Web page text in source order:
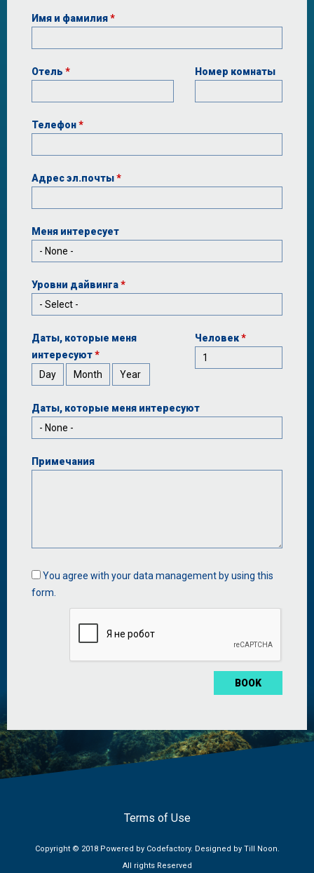
Имя и фамилия*
Отель * Номер комнаты
Телефон*
Адрес эл.почты*
Меня интересует
Уровни дайвинга*
Даты, которые меня
интересуют*
Day
Month Year
Человек*
Даты, которые меня интересуют
Примечания
Data
management
You agree with your data management by using this
form.
Terms of Use
Copyright © 2018 Powered by Codefactory. Designed by Till Noon.
All rights Reserved